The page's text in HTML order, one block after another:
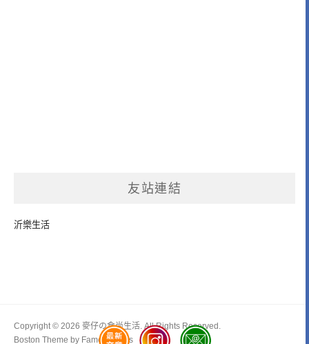
友站連結
沂樂生活
Copyright © 2026 麥仔の食尚生活. All Rights Reserved.
Boston Theme by FameThemes